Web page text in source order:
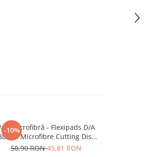
-10%microfibră - Flexipads D/A
Microfibre Cutting Disc
5" (125mm)
50,90 RON45,81 RON